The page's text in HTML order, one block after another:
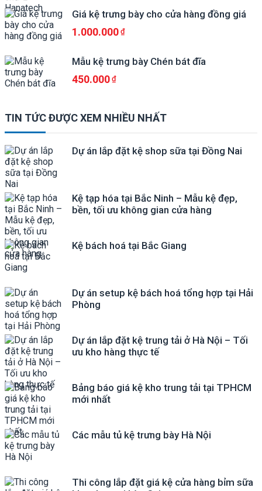
Giá kệ trưng bày cho cửa hàng đồng giá
1.000.000
Mẫu kệ trưng bày Chén bát đĩa
450.000
TIN TỨC ĐƯỢC XEM NHIỀU NHẤT
Dự án lắp đặt kệ shop sữa tại Đồng Nai
Kệ tạp hóa tại Bắc Ninh – Mẫu kệ đẹp,
bền, tối ưu không gian cửa hàng
Kệ bách hoá tại Bắc Giang
Dự án setup kệ bách hoá tổng hợp tại Hải
Phòng
Dự án lắp đặt kệ trung tải ở Hà Nội – Tối
ưu kho hàng thực tế
Bảng báo giá kệ kho trung tải tại TPHCM
mới nhất
Các mẫu tủ kệ trưng bày Hà Nội
Thi công lắp đặt giá kệ cửa hàng bỉm sữa